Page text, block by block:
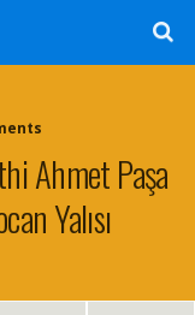
Ahmet Paşa
Yalısı